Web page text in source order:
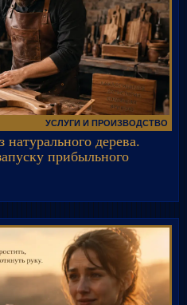
УСЛУГИ И ПРОИЗВОДСТВО
дерева.
прибыльного